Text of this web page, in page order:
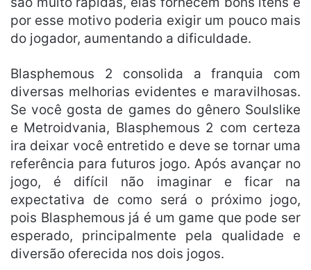
por esse motivo poderia exigir um pouco mais
do jogador, aumentando a dificuldade.
Blasphemous 2 consolida a franquia com
diversas melhorias evidentes e maravilhosas.
Se você gosta de games do gênero Soulslike
e Metroidvania, Blasphemous 2 com certeza
ira deixar você entretido e deve se tornar uma
referência para futuros jogo. Após avançar no
jogo, é difícil não imaginar e ficar na
expectativa de como será o próximo jogo,
pois Blasphemous já é um game que pode ser
esperado, principalmente pela qualidade e
diversão oferecida nos dois jogos.